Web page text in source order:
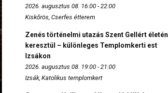
2026. augusztus 08. 16:00 - 22:00
Kiskőrös, Cserfes étterem
Zenés történelmi utazás Szent Gellért életén
keresztül – különleges Templomkerti est
Izsákon
2026. augusztus 08. 19:00 - 21:00
Izsák, Katolikus templomkert